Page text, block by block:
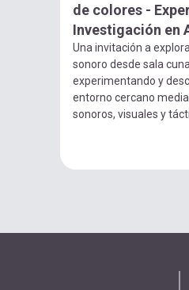
de colores -
Investigación en
Una invitación a
sonoro desde sala
experimentando y
entorno cercano
sonoros, visuales y